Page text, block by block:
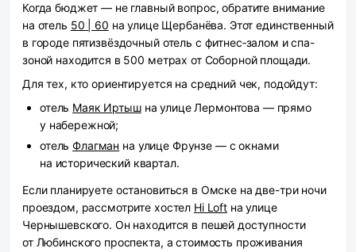
Когда бюджет — не главный вопрос, обратите внимание
на отель 50 | 60 на улице Щербанёва. Этот единственный
в городе пятизвёздочный отель с фитнес‑залом и спа-
зоной находится в 500 метрах от Соборной площади.
Для тех, кто ориентируется на средний чек, подойдут:
отель Маяк Иртышна улице Лермонтова — прямо
у набережной;
отельФлагман на улице Фрунзе — с окнами
на исторический квартал.
Если планируете остановиться в Омске на две-три ночи
проездом, рассмотрите хостел Hi Loftна улице
Чернышевского. Он находится в пешей доступности
от Любинского проспекта, а стоимость проживания